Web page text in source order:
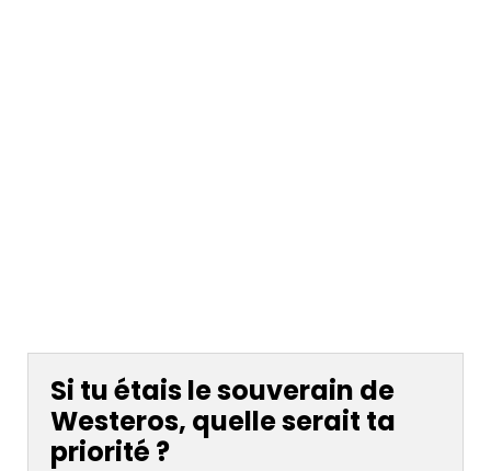
Si tu étais le souverain de
Westeros, quelle serait ta
priorité ?